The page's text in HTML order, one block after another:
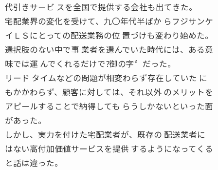
代引きサービ スを全国で提供する会社も出てきた。
宅配業界の変化を受けて、九〇年代半ばか らフジサンケ
イＬＳにとっての配送業務の位 置づけも変わり始めた。
選択肢のない中で事 業者を選んでいた時代には、ある意
味では運 んでくれるだけで?御の字〞だった。
リード タイムなどの問題が相変わらず存在していた に
もかかわらず、顧客に対しては、それ以外 のメリットを
アピールすることで納得しても らうしかないといった面
があった。
しかし、実力を付けた宅配業者が、既存の 配送業者に
はない高付加価値サービスを提供 するようになってくる
と話は違った。